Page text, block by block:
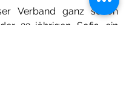
Verband ganz schön
23-jährigen Sofia ein